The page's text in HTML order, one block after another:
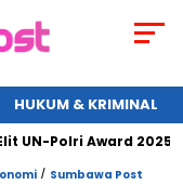
HUKUM & KRIMINAL
Polri Award 2025
/ Sumbawa Post